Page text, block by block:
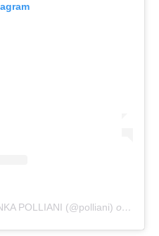
POLLIANI (@polliani) op